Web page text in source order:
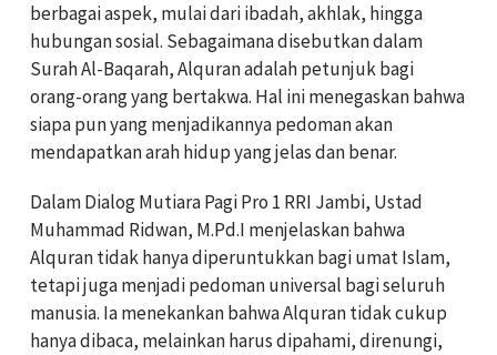
berbagai aspek, mulai dari ibadah, akhlak, hingga
hubungan sosial. Sebagaimana disebutkan dalam
Surah Al-Baqarah, Alquran adalah petunjuk bagi
orang-orang yang bertakwa. Hal ini menegaskan bahwa
siapa pun yang menjadikannya pedoman akan
mendapatkan arah hidup yang jelas dan benar.
Dalam Dialog Mutiara Pagi Pro 1 RRI Jambi, Ustad
Muhammad Ridwan, M.Pd.I menjelaskan bahwa
Alquran tidak hanya diperuntukkan bagi umat Islam,
tetapi juga menjadi pedoman universal bagi seluruh
manusia. Ia menekankan bahwa Alquran tidak cukup
hanya dibaca, melainkan harus dipahami, direnungi,